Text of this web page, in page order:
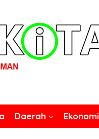
Daerah Ekonomi